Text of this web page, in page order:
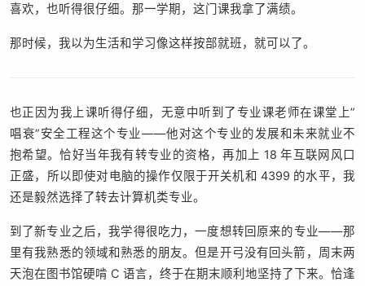
喜欢，也听得很仔细。那一学期，这门课我拿了满绩。
那时候，我以为生活和学习像这样按部就班，就可以了。
也正因为我上课听得仔细，无意中听到了专业课老师在课堂上”
唱衰”安全工程这个专业——他对这个专业的发展和未来就业不
抱希望。恰好当年我有转专业的资格，再加上 18 年互联网风口
正盛，所以即使对电脑的操作仅限于开关机和 4399 的水平，我
还是毅然选择了转去计算机类专业。
到了新专业之后，我学得很吃力，一度想转回原来的专业——那
里有我熟悉的领域和熟悉的朋友。但是开弓没有回头箭，周末两
天泡在图书馆硬啃 C 语言，终于在期末顺利地坚持了下来。恰逢